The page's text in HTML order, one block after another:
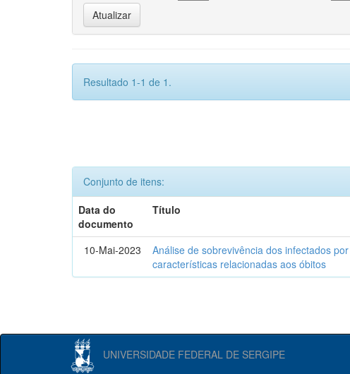
Resultado 1-1 de 1.
Conjunto de itens:
Data do
documento
Título
10-Mai-2023
Análise de sobrevivência dos infectados
características relacionadas aos óbitos
UNIVERSIDADE FEDERAL DE SERGIPE